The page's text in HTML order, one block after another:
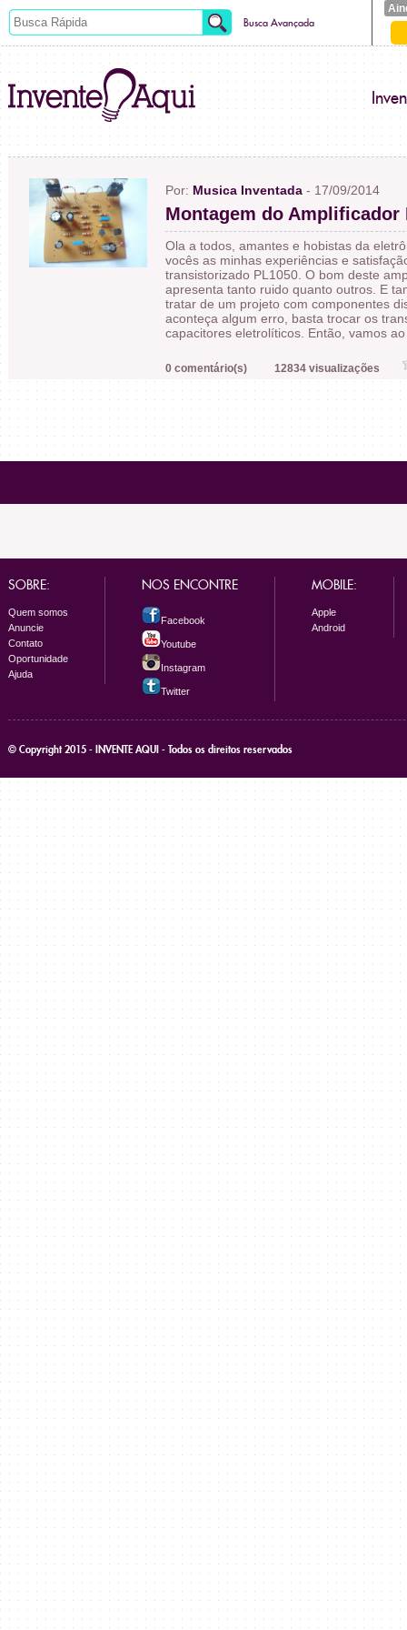
Busca Avançada
Por: Musica Inventada - 17/09/2014
Montagem do Amplificador
Ola a todos, amantes e hobistas da
vocês as minhas experiências e
transistorizado PL1050. O bom deste
apresenta tanto ruido quanto outros. E
tratar de um projeto com componentes
aconteça algum erro, basta trocar os
capacitores eletrolíticos. Então, vamos
0 comentário(s) 12834 visualizações
SOBRE:
Quem somos
Anuncie
Contato
Oportunidade
Ajuda
NOS ENCONTRE
Facebook
Youtube
Instagram
Twitter
MOBILE:
Apple
Android
© Copyright 2015 - INVENTE AQUI - Todos os direitos reservados